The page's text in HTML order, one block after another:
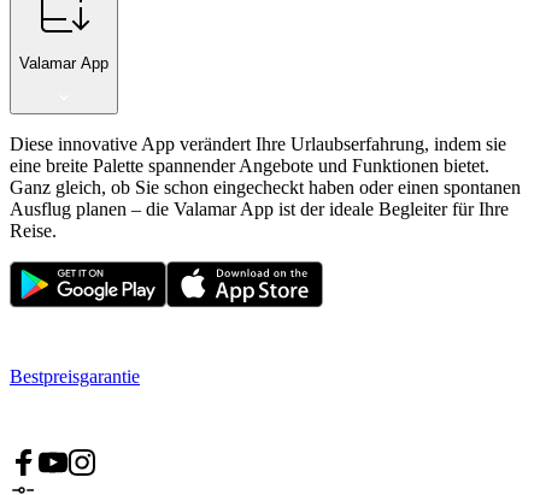
Valamar App
Diese innovative App verändert Ihre Urlaubserfahrung, indem sie
eine breite Palette spannender Angebote und Funktionen bietet.
Ganz gleich, ob Sie schon eingecheckt haben oder einen spontanen
Ausflug planen – die Valamar App ist der ideale Begleiter für Ihre
Reise.
Bestpreisgarantie